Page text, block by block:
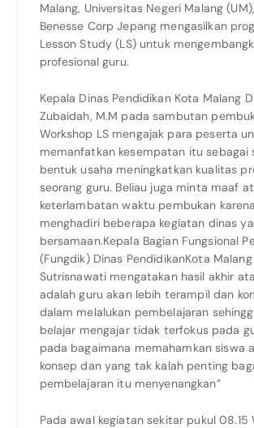
Malang, Universitas Negeri Malang
Benesse Corp Jepang mengasilkan
Lesson Study (LS) untuk
profesional guru.
Kepala Dinas Pendidikan Kota Malang
Zubaidah, M.M pada sambutan
Workshop LS mengajak para peserta
memanfatkan kesempatan itu sebagai
bentuk usaha meningkatkan kualitas
seorang guru. Beliau juga minta maaf
keterlambatan waktu pembukan
menghadiri beberapa kegiatan dinas
bersamaan.Kepala Bagian Fungsional
(Fungdik) Dinas PendidikanKota Malang
Sutrisnawati mengatakan hasil akhir
adalah guru akan lebih terampil dan
dalam melalukan pembelajaran
belajar mengajar tidak terfokus pada
pada bagaimana memahamkan siswa
konsep dan yang tak kalah penting
pembelajaran itu menyenangkan”
Pada awal kegiatan sekitar pukul 08.15